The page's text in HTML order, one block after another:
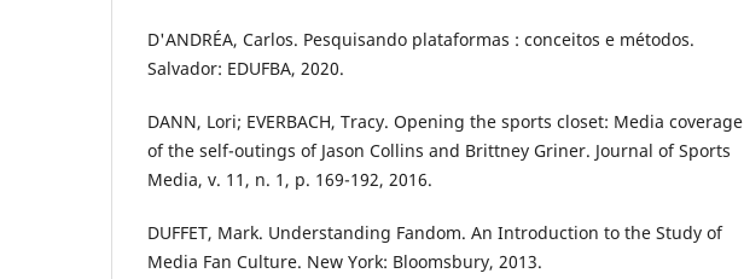
D'ANDRÉA, Carlos. Pesquisando plataformas : conceitos e métodos.
Salvador: EDUFBA, 2020.
DANN, Lori; EVERBACH, Tracy. Opening the sports closet: Media coverage
of the self-outings of Jason Collins and Brittney Griner. Journal of Sports
Media, v. 11, n. 1, p. 169-192, 2016.
DUFFET, Mark. Understanding Fandom. An Introduction to the Study of
Media Fan Culture. New York: Bloomsbury, 2013.